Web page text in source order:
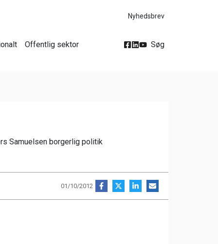
Nyhedsbrev
Offentlig sektor Søg
Samuelsen borgerlig politik
01/10/2012